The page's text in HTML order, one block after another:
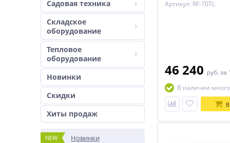
Садовая техника
Складское
оборудование
Тепловое
оборудование
Новинки
Скидки
Хиты продаж
NEW Новинки
воды)
Артикул: RF-70TL
46 240 руб. за
В наличии много